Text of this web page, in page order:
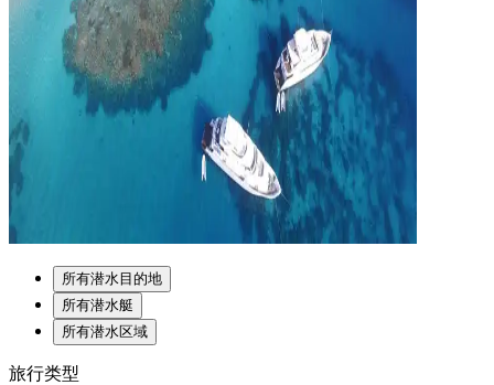
所有潜水目的地
所有潜水艇
所有潜水区域
旅行类型